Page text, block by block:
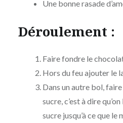
Une bonne rasade
Déroulement :
Faire fondre le
Hors du feu ajouter le
Dans un autre bol,
sucre, c’est à dire
sucre jusqu’à ce que le